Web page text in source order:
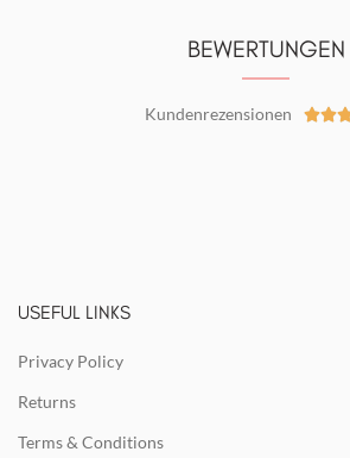
BEWERTUNGEN
Kundenrezensionen 
USEFUL LINKS
Privacy Policy
Returns
Terms & Conditions